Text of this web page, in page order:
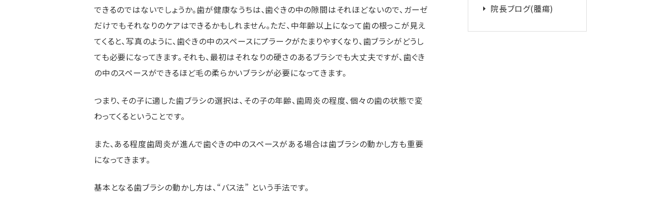
できるのではないでしょうか。歯が健康なうちは、歯ぐきの中の隙間はそれほどないので、ガーゼ
だけでもそれなりのケアはできるかもしれません。ただ、中年齢以上になって歯の根っこが見え
てくると、写真のように、歯ぐきの中のスペースにプラークがたまりやすくなり、歯ブラシがどうし
ても必要になってきます。それも、最初はそれなりの硬さのあるブラシでも大丈夫ですが、歯ぐき
の中のスペースができるほど毛の柔らかいブラシが必要になってきます。
つまり、その子に適した歯ブラシの選択は、その子の年齢、歯周炎の程度、個々の歯の状態で変
わってくるということです。
また、ある程度歯周炎が進んで歯ぐきの中のスペースがある場合は歯ブラシの動かし方も重要
になってきます。
基本となる歯ブラシの動かし方は、“バス法” という手法です。
院長ブログ(腫瘍)